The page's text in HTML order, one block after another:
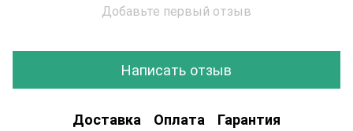
Добавьте первый отзыв
Написать отзыв
Доставка Оплата Гарантия